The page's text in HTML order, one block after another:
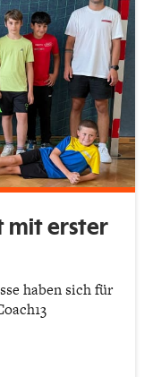
mit erster
haben sich für